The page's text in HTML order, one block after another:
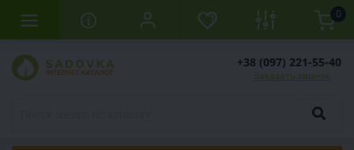
0
+38 (097) 221-55-40
Заказать звонок